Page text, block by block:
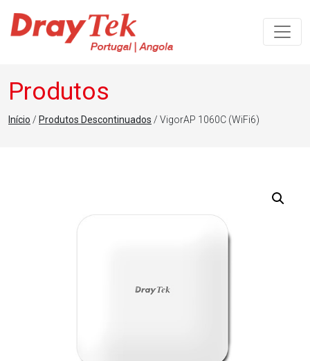
Navegação principal
Produtos
Início / Produtos Descontinuados / VigorAP 1060C (WiFi6)